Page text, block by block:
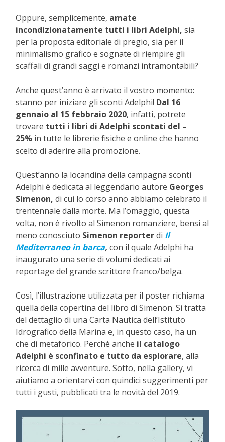
Oppure, semplicemente, amate
incondizionatamente tutti i libri Adelphi, sia
per la proposta editoriale di pregio, sia per il
minimalismo grafico e sognate di riempire gli
scaffali di grandi saggi e romanzi intramontabili?
Anche quest’anno è arrivato il vostro momento:
stanno per iniziare gli sconti Adelphi! Dal 16
gennaio al 15 febbraio 2020, infatti, potrete
trovare tutti i libri di Adelphi scontati del –
25% in tutte le librerie fisiche e online che hanno
scelto di aderire alla promozione.
Quest’anno la locandina della campagna sconti
Adelphi è dedicata al leggendario autore Georges
Simenon, di cui lo corso anno abbiamo celebrato il
trentennale dalla morte. Ma l’omaggio, questa
volta, non è rivolto al Simenon romanziere, bensì al
meno conosciuto Simenon reporterdi Il
Mediterraneo in barca, con il quale Adelphi ha
inaugurato una serie di volumi dedicati ai
reportage del grande scrittore franco/belga.
Così, l’illustrazione utilizzata per il poster richiama
quella della copertina del libro di Simenon. Si tratta
del dettaglio di una Carta Nautica dell’Istituto
Idrografico della Marina e, in questo caso, ha un
che di metaforico. Perché anche il catalogo
Adelphi è sconfinato e tutto da esplorare, alla
ricerca di mille avventure. Sotto, nella gallery, vi
aiutiamo a orientarvi con quindici suggerimenti per
tutti i gusti, pubblicati tra le novità del 2019.